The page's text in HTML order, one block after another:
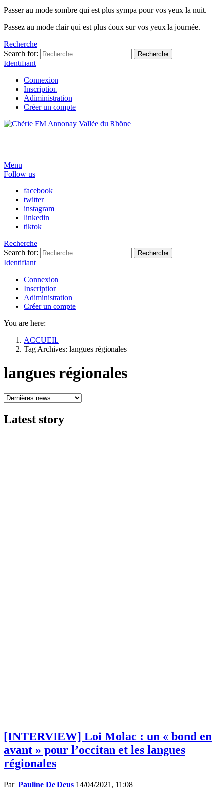
Passer au mode sombre qui est plus sympa pour vos yeux la nuit.
Passez au mode clair qui est plus doux sur vos yeux la journée.
Recherche
Search for:
Recherche
Identifiant
Connexion
Inscription
Adiministration
Créer un compte
Menu
Follow us
facebook
twitter
instagram
linkedin
tiktok
Recherche
Search for:
Recherche
Identifiant
Connexion
Inscription
Adiministration
Créer un compte
You are here:
ACCUEIL
Tag Archives: langues régionales
langues régionales
Latest story
[INTERVIEW] Loi Molac : un « bond en
avant » pour l’occitan et les langues
régionales
Par Pauline De Deus 14/04/2021, 11:08